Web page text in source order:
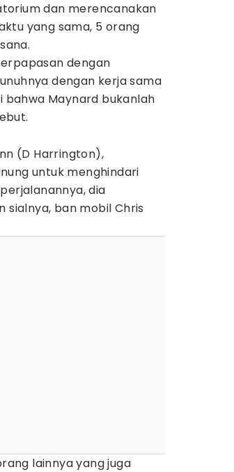
dan merencanakan
yang sama, 5 orang
dengan
dengan kerja sama
Maynard bukanlah
(D Harrington),
untuk menghindari
dia
ban mobil Chris
lainnya yang juga